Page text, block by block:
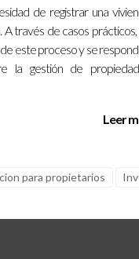
de registrar una
través de casos prácticos,
de este proceso y se
la gestión de
Leer
para propietarios